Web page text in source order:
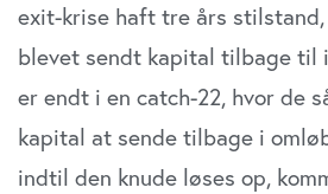
exit-krise haft tre års
blevet sendt kapital tilbage til
er endt i en catch-22, hvor de
kapital at sende tilbage i
indtil den knude løses op,